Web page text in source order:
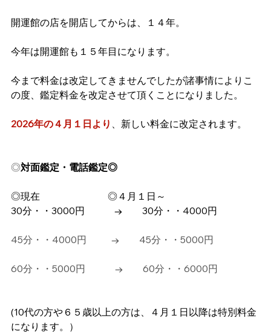
開運館の店を開店してからは、１４年。
今年は開運館も１５年目になります。
今まで料金は改定してきませんでしたが諸事情によりこ
の度、鑑定料金を改定させて頂くことになりました。
2026年の４月１日より 、新しい料金に改定されます。
◎対面鑑定・電話鑑定◎
◎現在　　　　　　　◎４月１日～
​30分・・3000円　　　→　　30分・・4000円
45分・・4000円  　　→　　45分・・5000円
60分・・5000円    　　→　　60分・・6000円
(10代の方や６５歳以上の方は、４月１日以降は特別料金
になります。）